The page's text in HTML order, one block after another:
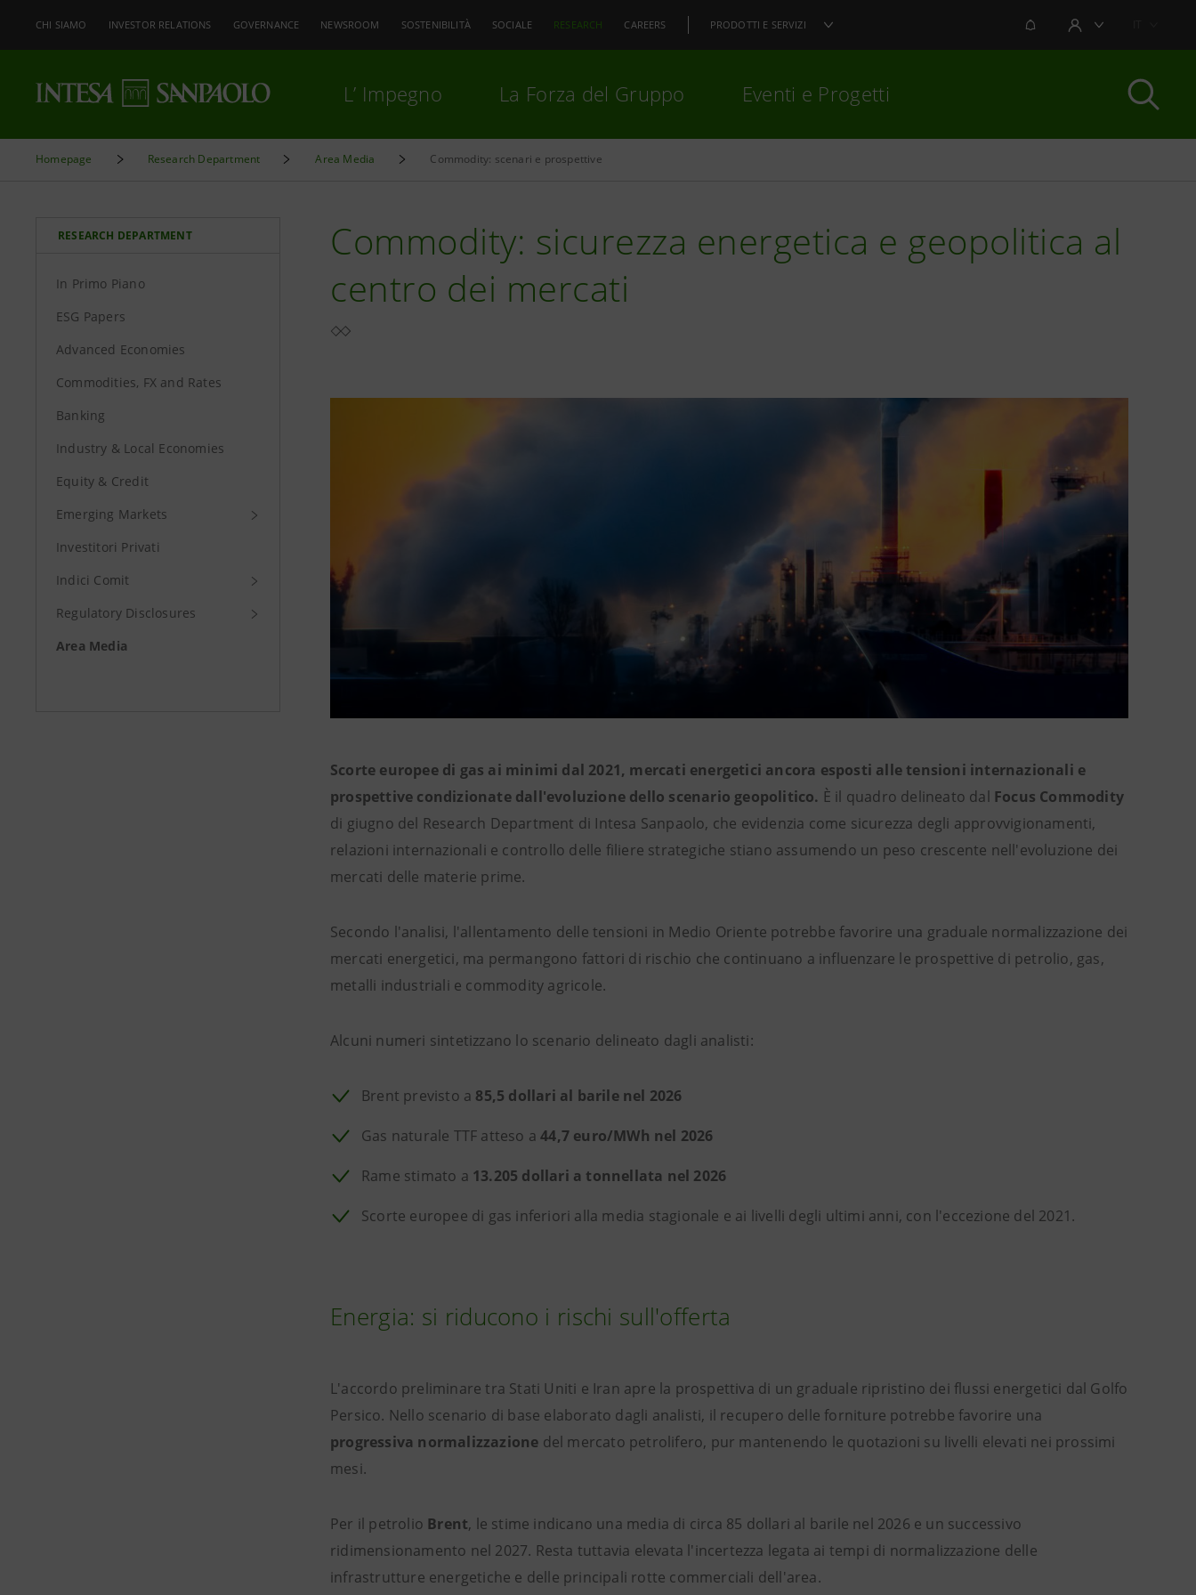
CHI SIAMO INVESTOR RELATIONS GOVERNANCE NEWSROOM SOSTENIBILITÀ SOCIALE RESEARCH CAREERS PRODOTTI E SERVIZI NOTIFICHEAREA UTENTE
L’ Impegno La Forza del Gruppo Eventi e Progetti
Homepage Research Department Area Media Commodity: scenari e prospettive
RESEARCH DEPARTMENT
In Primo Piano
ESG Papers
Advanced Economies
Commodities, FX and Rates
Banking
Industry & Local Economies
Equity & Credit
Emerging Markets
Investitori Privati
Indici Comit
Regulatory Disclosures
Area Media
Commodity: sicurezza energetica e geopolitica al
centro dei mercati
Scorte europee di gas ai minimi dal 2021, mercati energetici ancora esposti alle tensioni internazionali e
prospettive condizionate dall'evoluzione dello scenario geopolitico. È il quadro delineato dal Focus Commodity
di giugno del Research Department di Intesa Sanpaolo, che evidenzia come sicurezza degli approvvigionamenti,
relazioni internazionali e controllo delle filiere strategiche stiano assumendo un peso crescente nell'evoluzione dei
mercati delle materie prime.
Secondo l'analisi, l'allentamento delle tensioni in Medio Oriente potrebbe favorire una graduale normalizzazione dei
mercati energetici, ma permangono fattori di rischio che continuano a influenzare le prospettive di petrolio, gas,
metalli industriali e commodity agricole.
Alcuni numeri sintetizzano lo scenario delineato dagli analisti:
Brent previsto a 85,5 dollari al barile nel 2026
Gas naturale TTF atteso a44,7 euro/MWh nel 2026
Rame stimato a 13.205 dollari a tonnellata nel 2026
Scorte europee di gas inferiori alla media stagionale e ai livelli degli ultimi anni, con l'eccezione del 2021.
Energia: si riducono i rischi sull'offerta
L'accordo preliminare tra Stati Uniti e Iran apre la prospettiva di un graduale ripristino dei flussi energetici dal Golfo
Persico. Nello scenario di base elaborato dagli analisti, il recupero delle forniture potrebbe favorire una
progressiva normalizzazione del mercato petrolifero, pur mantenendo le quotazioni su livelli elevati nei prossimi
mesi.
Per il petrolio Brent, le stime indicano una media di circa 85 dollari al barile nel 2026 e un successivo
ridimensionamento nel 2027. Resta tuttavia elevata l'incertezza legata ai tempi di normalizzazione delle
infrastrutture energetiche e delle principali rotte commerciali dell'area.